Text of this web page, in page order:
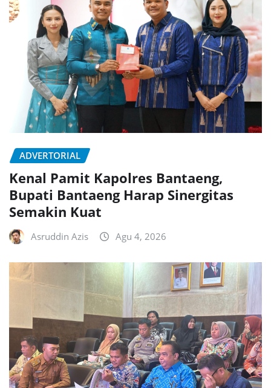
ADVERTORIAL
Kenal Pamit Kapolres Bantaeng,
Bupati Bantaeng Harap Sinergitas
Semakin Kuat
Asruddin Azis Agu 4, 2026